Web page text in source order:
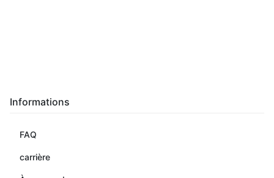
Informations
FAQ
carrière